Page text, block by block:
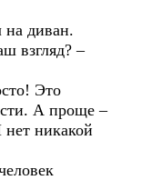
на диван.
взгляд? –
Это
А проще –
никакой